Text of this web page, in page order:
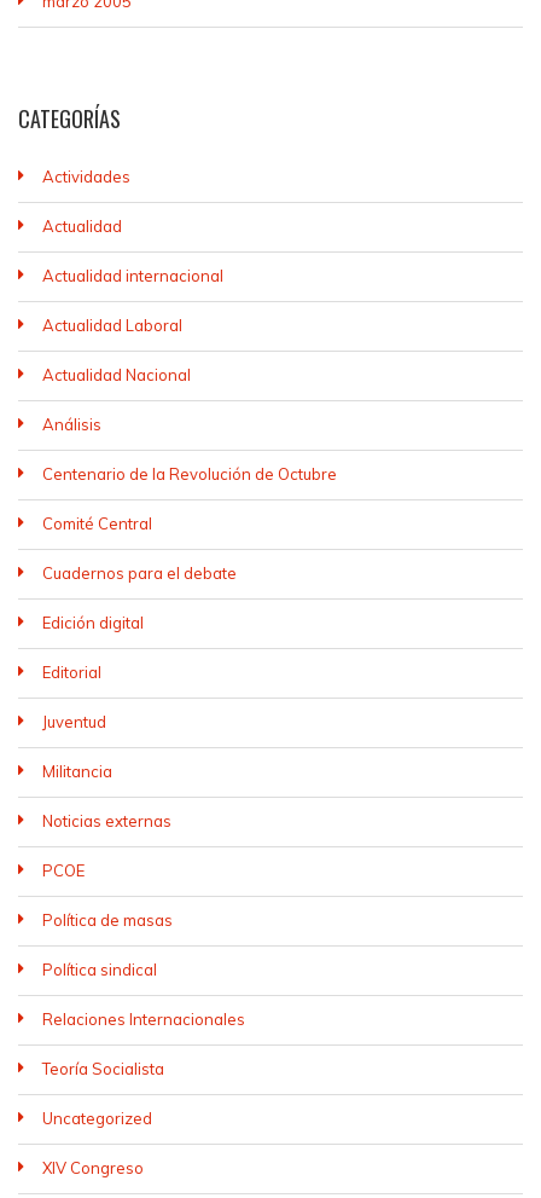
CATEGORÍAS
Actividades
Actualidad
Actualidad internacional
Actualidad Laboral
Actualidad Nacional
Análisis
Centenario de la Revolución de Octubre
Comité Central
Cuadernos para el debate
Edición digital
Editorial
Juventud
Militancia
Noticias externas
PCOE
Política de masas
Política sindical
Relaciones Internacionales
Teoría Socialista
Uncategorized
XIV Congreso